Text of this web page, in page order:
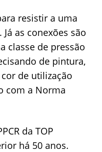
resistir a uma
as conexões são
classe de pressão
de pintura,
de utilização
com a Norma
da TOP
há 50 anos.